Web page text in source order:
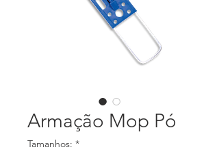
Armação Mop Pó
Tamanhos: *